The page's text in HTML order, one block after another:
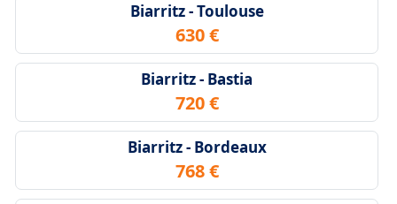
Biarritz - Toulouse
630 €
Biarritz - Bastia
720 €
Biarritz - Bordeaux
768 €